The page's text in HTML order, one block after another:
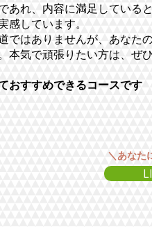
あれ、内容に満足している
感しています。
ではありませんが、あなた
本気で頑張りたい方は、ぜ
おすすめできるコースです
＼あなた